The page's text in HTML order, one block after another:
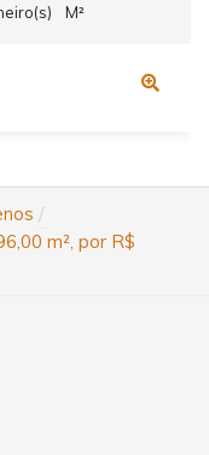
M²
m², por R$